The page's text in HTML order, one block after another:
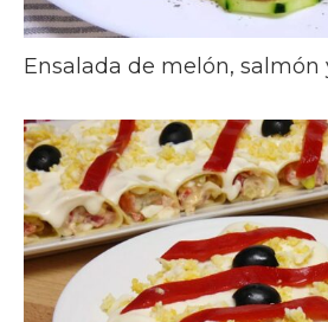
Ensalada de melón, salmón